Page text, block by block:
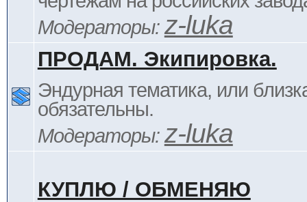
Модераторы: z-luka
ПРОДАМ. Экипировка.
Эндурная тематика, или
обязательны.
Модераторы: z-luka
КУПЛЮ / ОБМЕНЯЮ